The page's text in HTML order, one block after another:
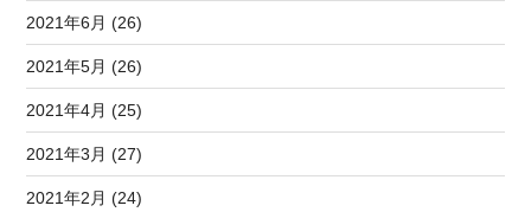
2021年6月 (26)
2021年5月 (26)
2021年4月 (25)
2021年3月 (27)
2021年2月 (24)